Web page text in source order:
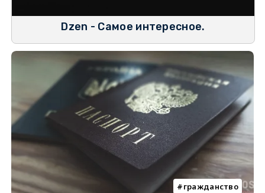
Dzen - Самое интересное.
гражданство